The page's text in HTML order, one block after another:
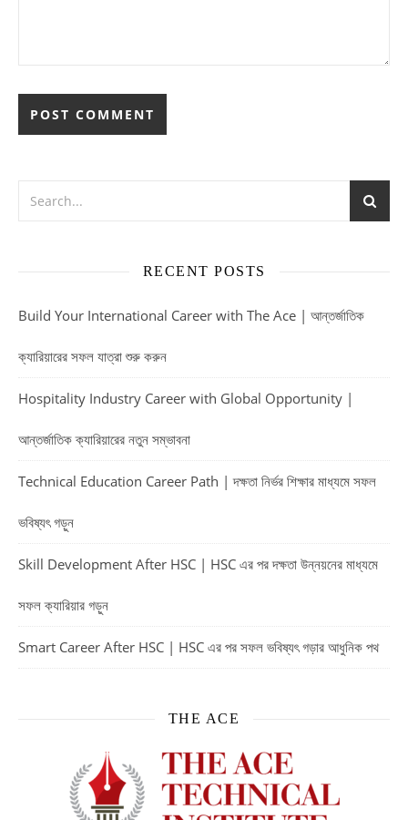
RECENT POSTS
Build Your International Career with The Ace | আন্তর্জাতিক
ক্যারিয়ারের সফল যাত্রা শুরু করুন
Hospitality Industry Career with Global Opportunity |
আন্তর্জাতিক ক্যারিয়ারের নতুন সম্ভাবনা
Technical Education Career Path | দক্ষতা নির্ভর শিক্ষার মাধ্যমে সফল
ভবিষ্যৎ গড়ুন
Skill Development After HSC | HSC এর পর দক্ষতা উন্নয়নের মাধ্যমে
সফল ক্যারিয়ার গড়ুন
Smart Career After HSC | HSC এর পর সফল ভবিষ্যৎ গড়ার আধুনিক পথ
THE ACE